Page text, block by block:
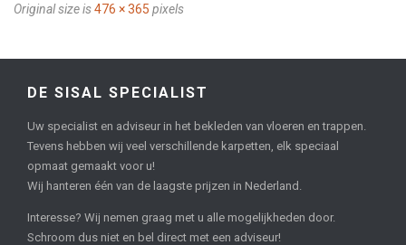
Original size is476 × 365 pixels
DE SISAL SPECIALIST
Uw specialist en adviseur in het bekleden van vloeren en trappen.
Tevens hebben wij veel verschillende karpetten, elk speciaal
opmaat gemaakt voor u!
Wij hanteren één van de laagste prijzen in Nederland.
Interesse? Wij nemen graag met u alle mogelijkheden door.
Schroom dus niet en bel direct met een adviseur!